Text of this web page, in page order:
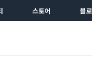
스토어 블